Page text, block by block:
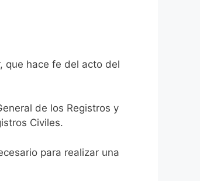
que hace fe del acto del
de los Registros y
Civiles.
para realizar una